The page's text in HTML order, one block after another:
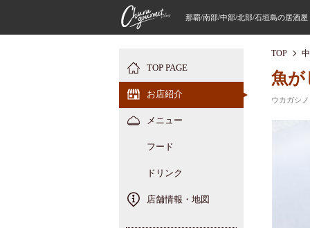
那覇/南部/中部/北部/石垣島の居酒屋
TOP
魚が
ウカガシ
TOP PAGE
お店紹介
メニュー
フード
ドリンク
店舗情報・地図